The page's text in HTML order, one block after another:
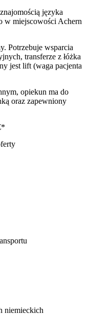
języka
w miejscowości Achern
Potrzebuje wsparcia
transferze z łóżka
jest lift (waga pacjenta
opiekun ma do
oraz zapewniony
niemieckich